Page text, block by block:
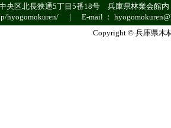
央区北長狭通5丁目5番18号 兵庫県林業会
hyogomokuren/ ｜ E-mail ：
Copyright © 兵庫県木